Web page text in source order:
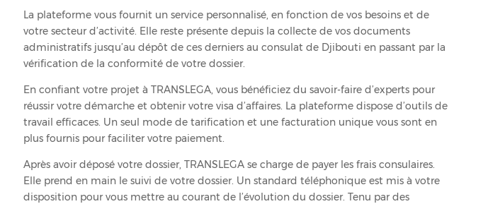
La plateforme vous fournit un service personnalisé, en fonction de vos besoins et de
votre secteur d’activité. Elle reste présente depuis la collecte de vos documents
administratifs jusqu’au dépôt de ces derniers au consulat de Djibouti en passant par la
vérification de la conformité de votre dossier.
En confiant votre projet à TRANSLEGA, vous bénéficiez du savoir-faire d’experts pour
réussir votre démarche et obtenir votre visa d’affaires. La plateforme dispose d’outils de
travail efficaces. Un seul mode de tarification et une facturation unique vous sont en
plus fournis pour faciliter votre paiement.
Après avoir déposé votre dossier, TRANSLEGA se charge de payer les frais consulaires.
Elle prend en main le suivi de votre dossier. Un standard téléphonique est mis à votre
disposition pour vous mettre au courant de l’évolution du dossier. Tenu par des